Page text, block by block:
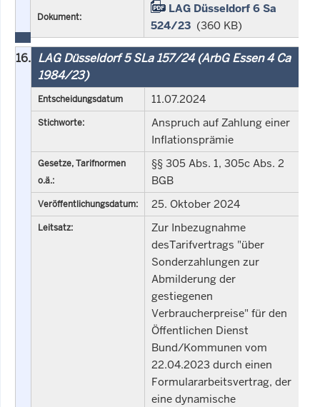
Dokument:
LAG Düsseldorf 6 Sa
524/23 (360 KB)
16. LAG Düsseldorf 5 SLa 157/24 (ArbG Essen 4 Ca
1984/23)
Entscheidungsdatum 11.07.2024
Stichworte:
Anspruch auf Zahlung einer
Inflationsprämie
Gesetze, Tarifnormen
o.ä.:
§§ 305 Abs. 1, 305c Abs. 2
BGB
Veröffentlichungsdatum: 25. Oktober 2024
Leitsatz:
Zur Inbezugnahme
desTarifvertrags "über
Sonderzahlungen zur
Abmilderung der
gestiegenen
Verbraucherpreise" für den
Öffentlichen Dienst
Bund/Kommunen vom
22.04.2023 durch einen
Formulararbeitsvertrag, der
eine dynamische